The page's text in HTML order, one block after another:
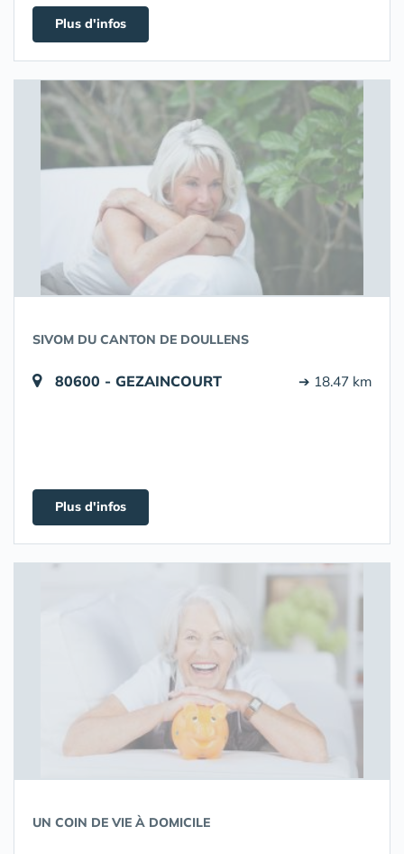
Plus d'infos
SIVOM DU CANTON DE DOULLENS
80600 - GEZAINCOURT ➔ 18.47 km
Plus d'infos
UN COIN DE VIE À DOMICILE